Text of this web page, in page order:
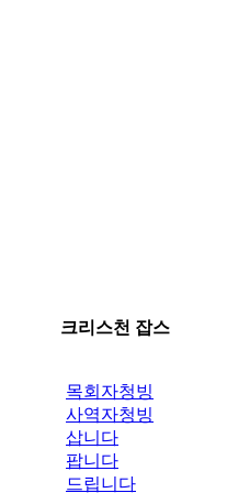
크리스천 잡스
목회자청빙
사역자청빙
삽니다
팝니다
드립니다